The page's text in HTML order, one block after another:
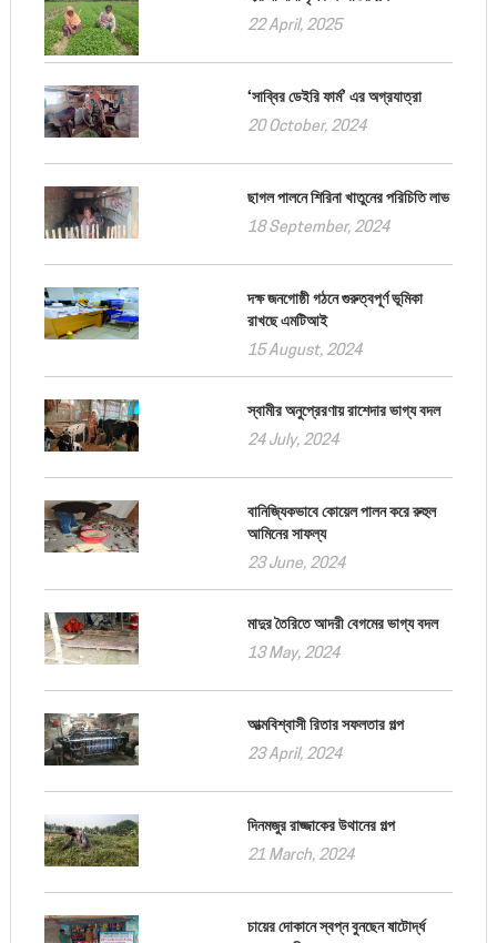
22 April, 2025
‘সাব্বির ডেইরি ফার্ম’ এর অগ্রযাত্রা
20 October, 2024
ছাগল পালনে শিরিনা খাতুনের পরিচিতি লাভ
18 September, 2024
দক্ষ জনগোষ্ঠী গঠনে গুরুত্বপূর্ণ ভূমিকা
রাখছে এমটিআই
15 August, 2024
স্বামীর অনুপ্রেরণায় রাশেদার ভাগ্য বদল
24 July, 2024
বানিজ্যিকভাবে কোয়েল পালন করে রুহুল
আমিনের সাফল্য
23 June, 2024
মাদুর তৈরিতে আদরী বেগমের ভাগ্য বদল
13 May, 2024
আত্মবিশ্বাসী রিতার সফলতার গল্প
23 April, 2024
দিনমজুর রাজ্জাকের উথানের গল্প
21 March, 2024
চায়ের দোকানে স্বপ্ন বুনছেন ষাটোর্দ্ধ